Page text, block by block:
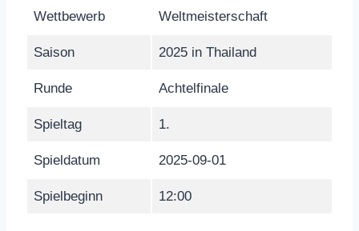
Wettbewerb Weltmeisterschaft
Saison 2025 in Thailand
Runde Achtelfinale
Spieltag 1.
Spieldatum 2025-09-01
Spielbeginn 12:00